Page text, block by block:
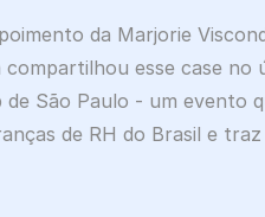
da Marjorie
compartilhou esse case no
de São Paulo - um evento
de RH do Brasil e